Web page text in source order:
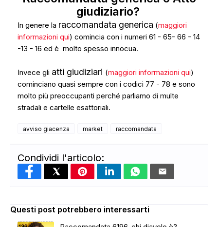
giudiziario?
In genere la raccomandata generica (maggiori
informazioni qui) comincia con i numeri 61 - 65- 66 - 14
-13 - 16 ed è molto spesso innocua.
Invece gli atti giudiziari (maggiori informazioni qui)
cominciano quasi sempre con i codici 77 - 78 e sono
molto più preoccupanti perché parliamo di multe
stradali e cartelle esattoriali.
avviso giacenza market raccomandata
Condividi l'articolo:
Questi post potrebbero interessarti